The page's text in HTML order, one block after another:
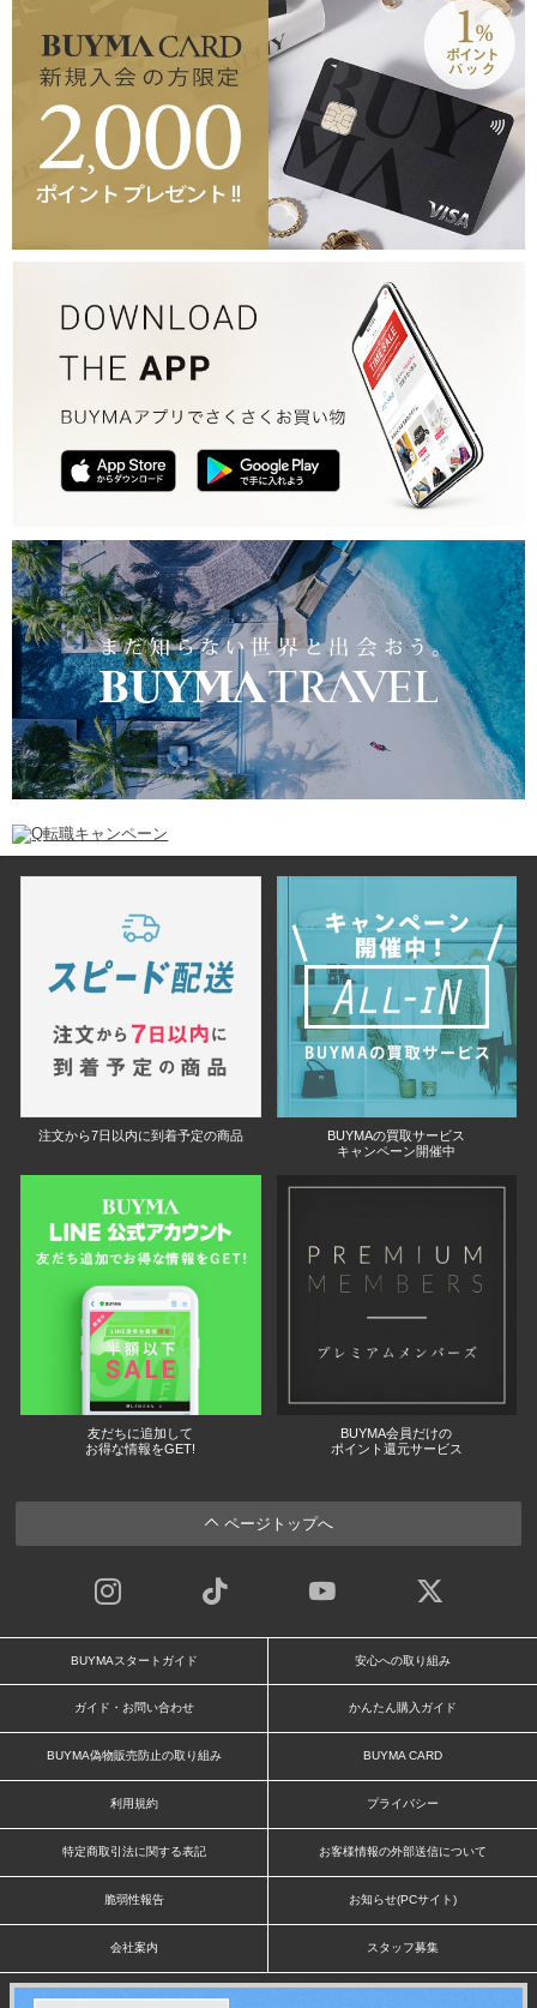
注文から7日以内に到着予定の商品
BUYMAの買取サービス
キャンペーン開催中
友だちに追加して
お得な情報をGET!
BUYMA会員だけの
ポイント還元サービス
ページトップへ
BUYMAスタートガイド 安心への取り組み
ガイド・お問い合わせ かんたん購入ガイド
BUYMA偽物販売防止の取り組み BUYMA CARD
利用規約 プライバシー
特定商取引法に関する表記 お客様情報の外部送信について
脆弱性報告 お知らせ(PCサイト)
会社案内 スタッフ募集